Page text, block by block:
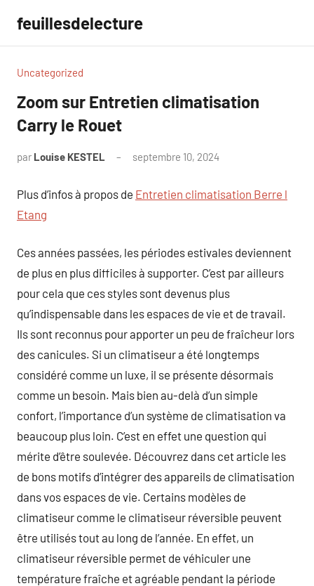
contenu
feuillesdelecture
Uncategorized
Zoom sur Entretien climatisation
Carry le Rouet
par Louise KESTEL septembre 10, 2024
Plus d’infos à propos de Entretien climatisation Berre l
Etang
Ces années passées, les périodes estivales deviennent
de plus en plus difficiles à supporter. C’est par ailleurs
pour cela que ces styles sont devenus plus
qu’indispensable dans les espaces de vie et de travail.
Ils sont reconnus pour apporter un peu de fraîcheur lors
des canicules. Si un climatiseur a été longtemps
considéré comme un luxe, il se présente désormais
comme un besoin. Mais bien au-delà d’un simple
confort, l’importance d’un système de climatisation va
beaucoup plus loin. C’est en effet une question qui
mérite d’être soulevée. Découvrez dans cet article les
de bons motifs d’intégrer des appareils de climatisation
dans vos espaces de vie. Certains modèles de
climatiseur comme le climatiseur réversible peuvent
être utilisés tout au long de l’année. En effet, un
climatiseur réversible permet de véhiculer une
température fraîche et agréable pendant la période